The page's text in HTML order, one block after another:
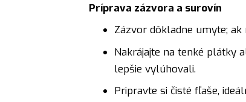
Príprava zázvora a surovín
Zázvor dôkladne umyte; ak
Nakrájajte na tenké plátky
lepšie vylúhovali.
Pripravte si čisté fľaše,